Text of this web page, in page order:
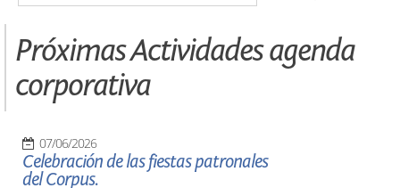
Próximas Actividades agenda
corporativa
07/06/2026
Celebración de las fiestas patronales
del Corpus.